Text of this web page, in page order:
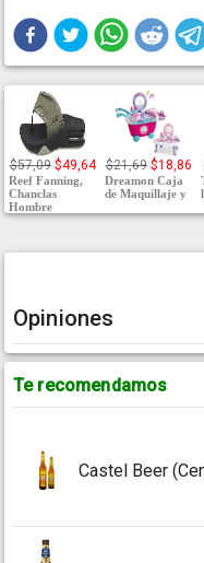
$57,09 $49,64
Reef Fanning,
Chanclas
Hombre
$21,69 $18,86
Dreamon Caja
de Maquillaje y
Opiniones
Te recomendamos
Castel Beer